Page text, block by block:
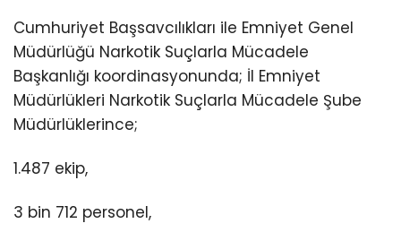
WhatsApp
Cumhuriyet Başsavcılıkları ile Emniyet Genel
Müdürlüğü Narkotik Suçlarla Mücadele
Başkanlığı koordinasyonunda; İl Emniyet
Müdürlükleri Narkotik Suçlarla Mücadele Şube
Müdürlüklerince;
1.487 ekip,
3 bin 712 personel,